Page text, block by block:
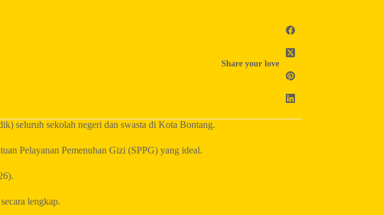
Share your love
seluruh sekolah negeri dan swasta di Kota Bontang.
Pelayanan Pemenuhan Gizi (SPPG) yang ideal.
lengkap.